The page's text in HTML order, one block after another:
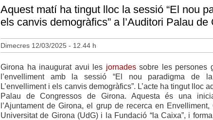
Aquest matí ha tingut lloc la sessió “El nou
els canvis demogràfics” a l’Auditori Palau
Dimecres 12/03/2025 - 12.44 h
Girona ha inaugurat avui les jornadessobre les persones
l’envelliment amb la sessió “El nou paradigma de
L’envelliment i els canvis demogràfics”. L’acte ha tingut lloc
Palau de Congressos de Girona. Aquesta és una
l’Ajuntament de Girona, el grup de recerca en
Universitat de Girona (UdG) i la Fundació “la Caixa”, i